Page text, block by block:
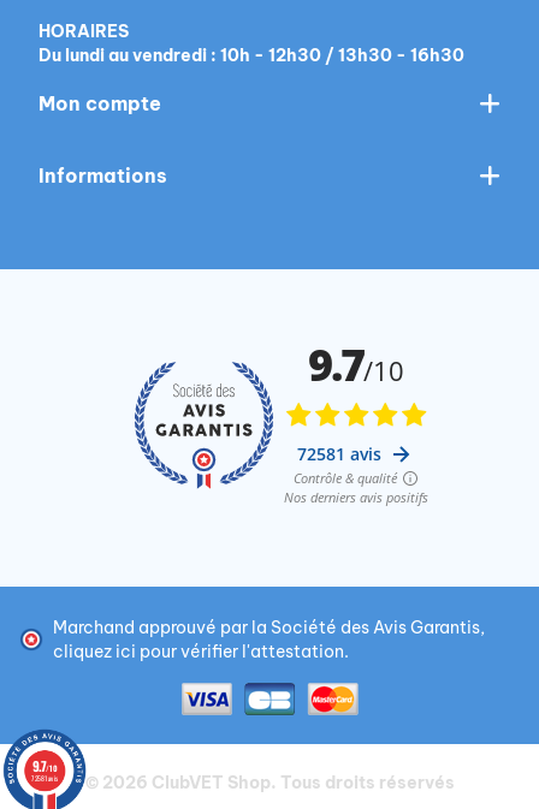
HORAIRES
Du lundi au vendredi : 10h - 12h30 / 13h30 - 16h30
Mon compte
Informations
Marchand approuvé par la Société des Avis Garantis,
cliquez ici pour vérifier l'attestation.
© 2026 ClubVET Shop. Tous droits réservés
9.7/10
72581 avis